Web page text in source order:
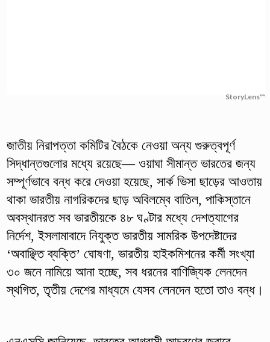
StoryLens™
জাতীয় নিরাপত্তা কমিটির বৈঠকে নেওয়া অন্য গুরুত্বপূর্ণ
সিদ্ধান্তগুলোর মধ্যে রয়েছে— ওয়াঘা সীমান্ত ভারতের জন্য
সম্পূর্ণভাবে বন্ধ করে দেওয়া হয়েছে, সার্ক ভিসা ছাড়ের আওতায়
থাকা ভারতীয় নাগরিকদের ছাড় অবিলম্বে বাতিল, পাকিস্তানে
অবস্থানরত সব ভারতীয়কে ৪৮ ঘণ্টার মধ্যে দেশত্যাগের
নির্দেশ, ইসলামাবাদে নিযুক্ত ভারতীয় সামরিক উপদেষ্টাদের
‘অবাঞ্ছিত ব্যক্তি’ ঘোষণা, ভারতীয় হাইকমিশনের কর্মী সংখ্যা
৩০ জনে নামিয়ে আনা হচ্ছে, সব ধরনের বাণিজ্যিক লেনদেন
স্থগিত, তৃতীয় দেশের মাধ্যমে যেসব লেনদেন হতো তাও বন্ধ।